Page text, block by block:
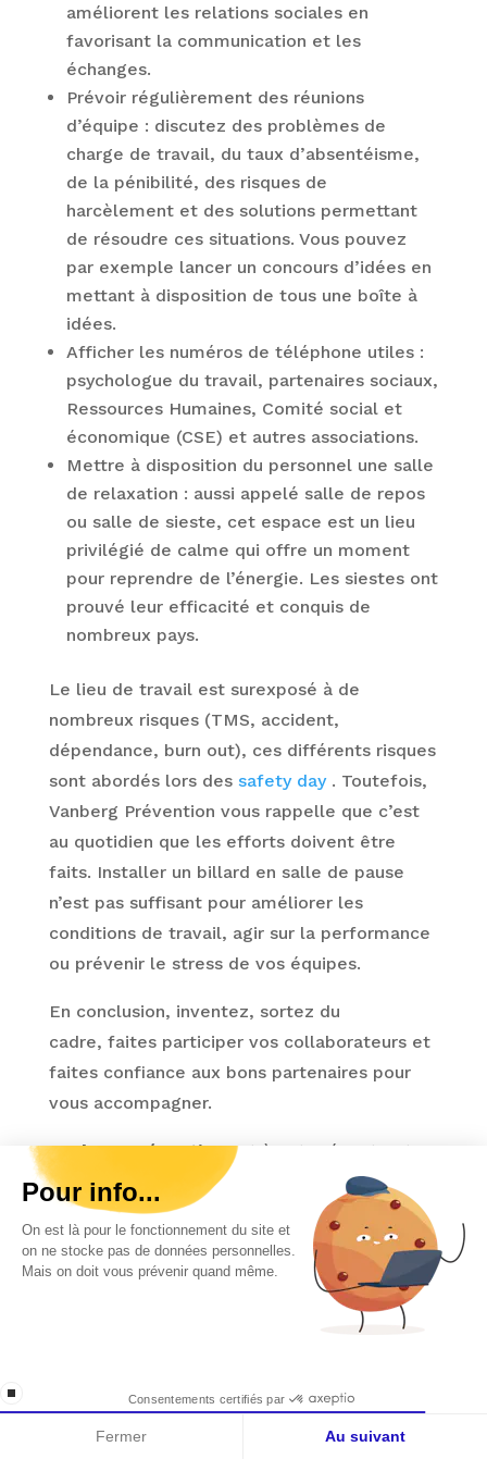
Salut c'est nous...
les Cookies !
On a attendu d'être sûrs que le contenu de
ce site vous intéresse avant de vous
déranger, mais on aimerait bien vous accompagner pendant votre
Consentements certifiés par
Non merci OK pour moi
Catalogue
améliorent les relations sociales en
favorisant la communication et les
échanges.
Prévoir régulièrement des réunions
d’équipe : discutez des problèmes de
charge de travail, du taux d’absentéisme,
de la pénibilité, des risques de
harcèlement et des solutions permettant
de résoudre ces situations. Vous pouvez
par exemple lancer un concours d’idées en
mettant à disposition de tous une boîte à
idées.
Afficher les numéros de téléphone utiles :
psychologue du travail, partenaires sociaux,
Ressources Humaines, Comité social et
économique (CSE) et autres associations.
Mettre à disposition du personnel une salle
de relaxation : aussi appelé salle de repos
ou salle de sieste, cet espace est un lieu
privilégié de calme qui offre un moment
pour reprendre de l’énergie. Les siestes ont
prouvé leur efficacité et conquis de
nombreux pays.
Le lieu de travail est surexposé à de
nombreux risques (TMS, accident,
dépendance, burn out), ces différents risques
sont abordés lors des safety day . Toutefois,
Vanberg Prévention vous rappelle que c’est
au quotidien que les efforts doivent être
faits. Installer un billard en salle de pause
n’est pas suffisant pour améliorer les
conditions de travail, agir sur la performance
ou prévenir le stress de vos équipes.
En conclusion, inventez, sortez du
cadre, faites participer vos collaborateurs et
faites confiance aux bons partenaires pour
vous accompagner.
Vanberg Préventionest à votre écoute et
prend soin de vous !
Découvrez nos autres
conseils en sécurité
routière